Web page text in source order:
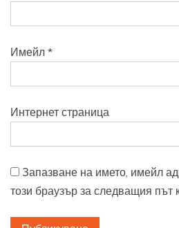
Имейл *
Интернет страница
Запазване на името, имейл
този браузър за следващия път